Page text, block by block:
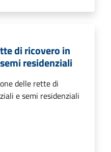
di ricovero in
residenziali
delle rette di
e semi residenziali